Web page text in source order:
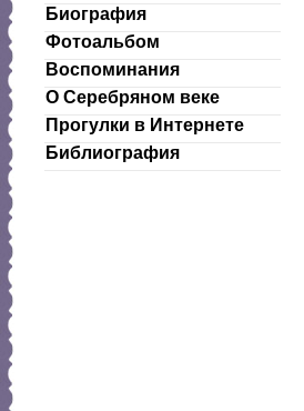
Биография
Фотоальбом
Воспоминания
О Серебряном веке
Прогулки в Интернете
Библиография